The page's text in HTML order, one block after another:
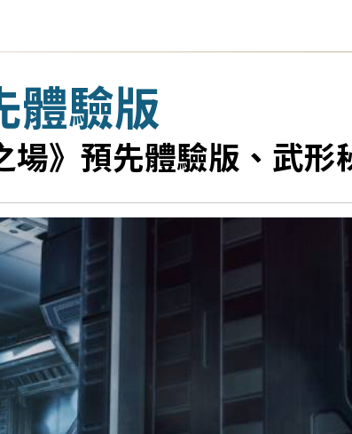
體驗版
》預先體驗版、武形